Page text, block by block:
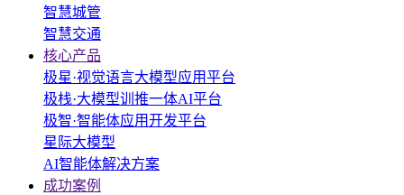
智慧城管
智慧交通
核心产品
极星·视觉语言大模型应用平台
极栈·大模型训推一体AI平台
极智·智能体应用开发平台
星际大模型
AI智能体解决方案
成功案例